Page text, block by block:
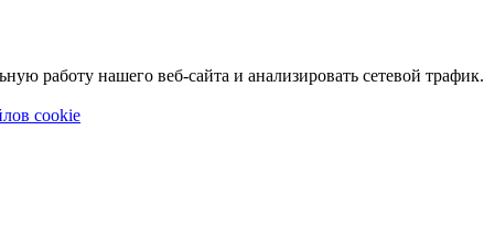
работу нашего веб-сайта и анализировать сетевой трафик.
cookie